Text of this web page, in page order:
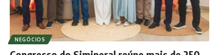
NEGÓCIOS